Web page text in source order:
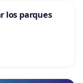
los parques